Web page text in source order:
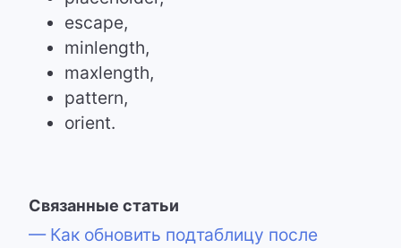
escape,
minlength,
maxlength,
pattern,
orient.
Связанные статьи
— Как обновить подтаблицу после